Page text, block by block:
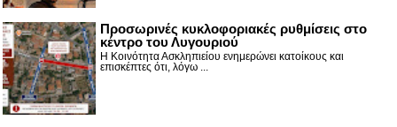
Προσωρινές κυκλοφοριακές ρυθμίσεις στο
κέντρο του Λυγουριού
Η Κοινότητα Ασκληπιείου ενημερώνει κατοίκους και
επισκέπτες ότι, λόγω ...